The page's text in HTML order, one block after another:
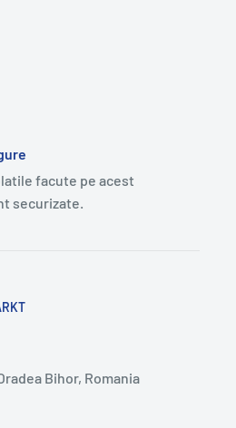
facute pe acest
securizate.
Bihor, Romania